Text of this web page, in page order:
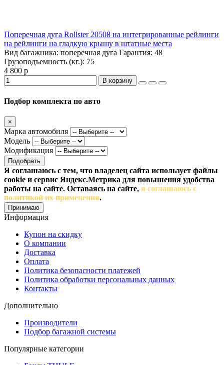
Поперечная дуга Rollster 20508 на интегрированные рейлинги
на рейлинги на гладкую крышу в штатные места
Вид багажника: поперечная дуга Гарантия: 48
Грузоподъемность (кг.): 75
4 800 р
В корзину
Подбор комплекта по авто
×
Марка автомобиля
Модель
Модификация
Подобрать
Я соглашаюсь с тем, что владелец сайта использует файлы
cookie и сервис Яндекс.Метрика для повышения удобства
работы на сайте. Оставаясь на сайте, я соглашаюсь с
политикой их применения.
Принимаю
Информация
Купон на скидку
О компании
Доставка
Оплата
Политика безопасности платежей
Политика обработки персональных данных
Контакты
Дополнительно
Производители
Подбор багажной системы
Популярные категории